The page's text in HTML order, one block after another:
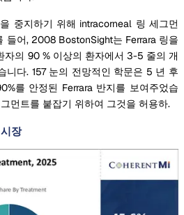
중지하기 위해 intracorneal 링 세그먼
들어, 2008 BostonSight는 Ferrara 링을
자의 90 % 이상의 환자에서 3-5 줄의 개
니다. 157 눈의 전망적인 학문은 5 년 후
를 안정된 Ferrara 반지를 보여주었습
먼트를 붙잡기 위하여 그것을 허용하.
장